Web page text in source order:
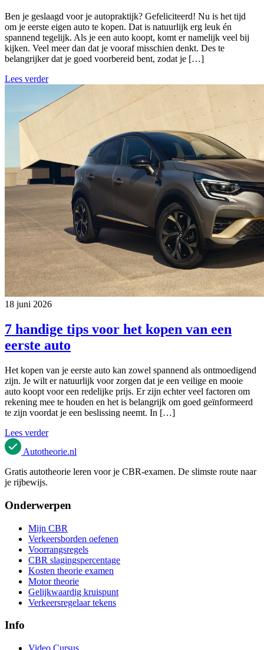
Ben je geslaagd voor je autopraktijk? Gefeliciteerd! Nu is het tijd
om je eerste eigen auto te kopen. Dat is natuurlijk erg leuk én
spannend tegelijk. Als je een auto koopt, komt er namelijk veel bij
kijken. Veel meer dan dat je vooraf misschien denkt. Des te
belangrijker dat je goed voorbereid bent, zodat je […]
Lees verder
18 juni 2026
7 handige tips voor het kopen van een
eerste auto
Het kopen van je eerste auto kan zowel spannend als ontmoedigend
zijn. Je wilt er natuurlijk voor zorgen dat je een veilige en mooie
auto koopt voor een redelijke prijs. Er zijn echter veel factoren om
rekening mee te houden en het is belangrijk om goed geïnformeerd
te zijn voordat je een beslissing neemt. In […]
Lees verder
Autotheorie.nl
Gratis autotheorie leren voor je CBR-examen. De slimste route naar
je rijbewijs.
Onderwerpen
Mijn CBR
Verkeersborden oefenen
Voorrangsregels
CBR slagingspercentage
Kosten theorie examen
Motor theorie
Gelijkwaardig kruispunt
Verkeersregelaar tekens
Info